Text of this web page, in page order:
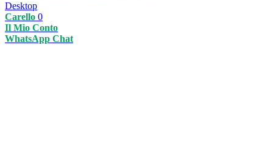
Desktop
Carello 0
Il Mio Conto
WhatsApp Chat